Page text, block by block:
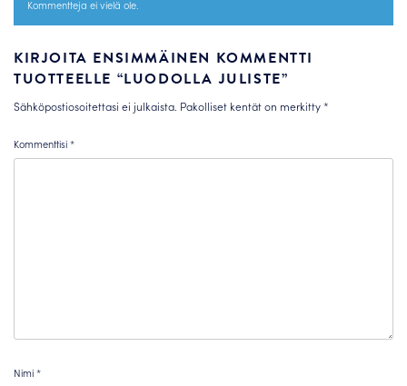
Kommentteja ei vielä ole.
KIRJOITA ENSIMMÄINEN KOMMENTTI
TUOTTEELLE “LUODOLLA JULISTE”
Sähköpostiosoitettasi ei julkaista. Pakolliset kentät on merkitty*
Kommenttisi*
Nimi*